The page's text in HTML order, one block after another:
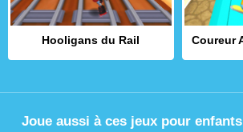
Hooligans du Rail
Joue aussi à ces jeux pour enfants